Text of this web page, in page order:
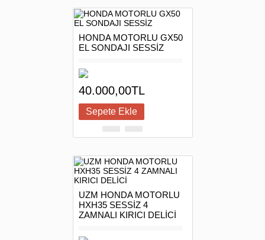
HONDA MOTORLU GX50
EL SONDAJI SESSİZ
40.000,00TL
UZM HONDA MOTORLU
HXH35 SESSİZ 4
ZAMNALI KIRICI DELİCİ